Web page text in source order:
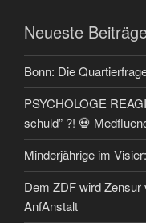
Neueste
Bonn: Die
PSYCHOLOGE
schuld” ?! 💀
Minderjährige im
Dem ZDF wird Zensur
AnfAnstalt